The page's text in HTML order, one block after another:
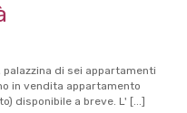
di sei appartamenti
in vendita appartamento
disponibile a breve. L' [...]